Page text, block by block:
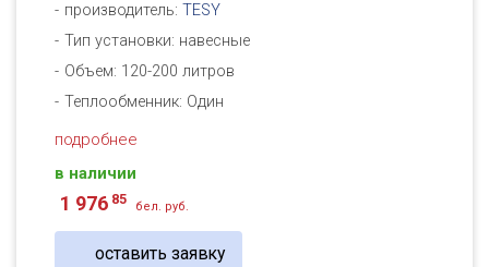
производитель: TESY
Тип установки: навесные
Объем: 120-200 литров
Теплообменник: Один
подробнее
в наличии
1 976 85 бел. руб.
оставить заявку